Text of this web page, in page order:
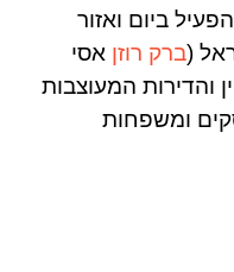
ביום ואזור
(ברק רוזן אסי
והדירות המעוצבות
ומשפחות